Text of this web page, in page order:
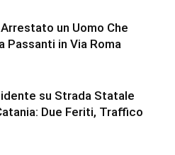
un Uomo Che
Passanti in Via Roma
su Strada Statale
Due Feriti, Traffico